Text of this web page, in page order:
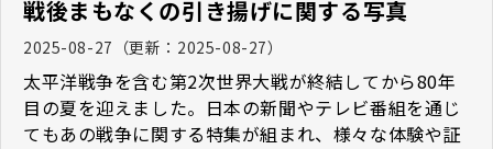
戦後まもなくの引き揚げに関する写真
2025-08-27 （更新： 2025-08-27）
太平洋戦争を含む第2次世界大戦が終結してから80年
目の夏を迎えました。日本の新聞やテレビ番組を通じ
てもあの戦争に関する特集が組まれ、様々な体験や証